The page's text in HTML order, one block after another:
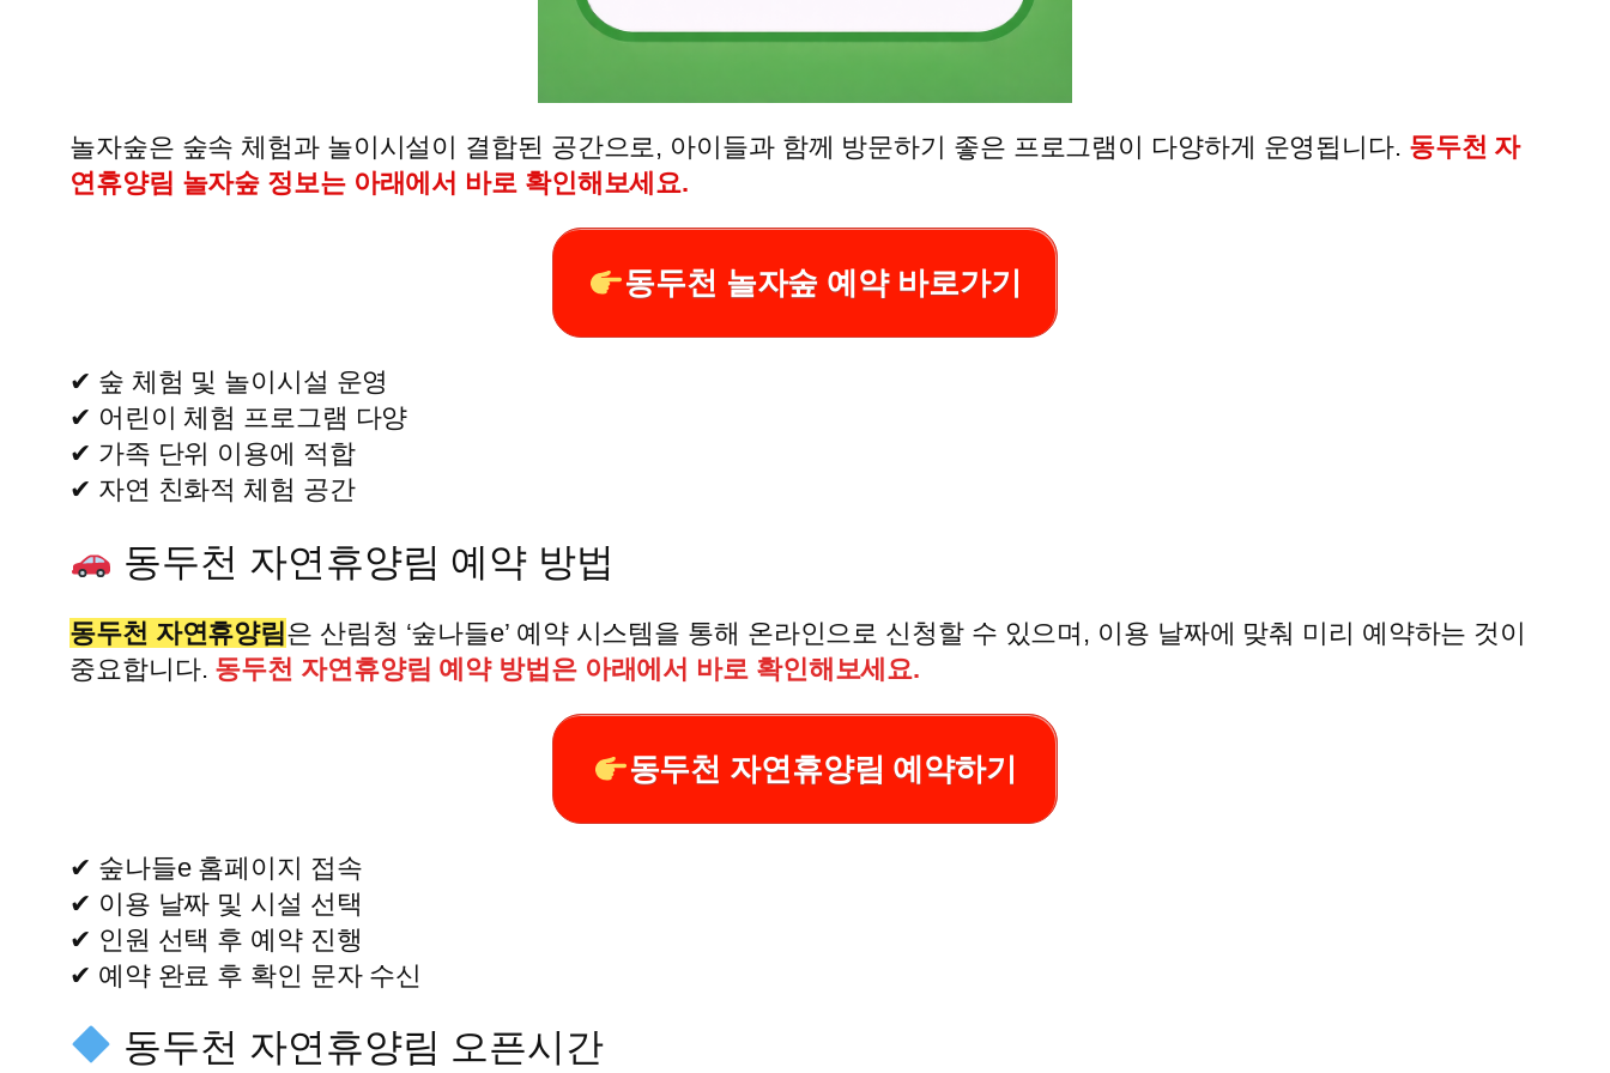
놀자숲은 숲속 체험과 놀이시설이 결합된 공간으로, 아이들과 함께 방문하기 좋은 프로그램이 다양하게 운영됩니다. 동두천 자
연휴양림 놀자숲 정보는 아래에서 바로 확인해보세요.
동두천 놀자숲 예약 바로가기
✔ 숲 체험 및 놀이시설 운영
✔ 어린이 체험 프로그램 다양
✔ 가족 단위 이용에 적합
✔ 자연 친화적 체험 공간
동두천 자연휴양림 예약 방법
동두천 자연휴양림은 산림청 ‘숲나들e’ 예약 시스템을 통해 온라인으로 신청할 수 있으며, 이용 날짜에 맞춰 미리 예약하는 것이
중요합니다. 동두천 자연휴양림 예약 방법은 아래에서 바로 확인해보세요.
동두천 자연휴양림 예약하기
✔ 숲나들e 홈페이지 접속
✔ 이용 날짜 및 시설 선택
✔ 인원 선택 후 예약 진행
✔ 예약 완료 후 확인 문자 수신
동두천 자연휴양림 오픈시간